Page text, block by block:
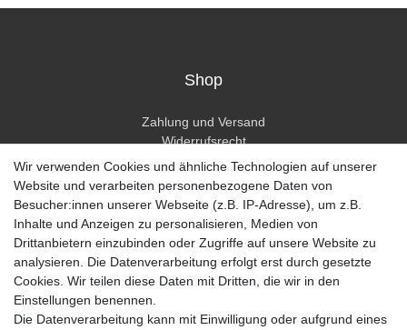
Shop
Zahlung und Versand
Widerrufsrecht
Widerrufsformular
Hilfe
Mein Konto
Registrieren
Anmelden
Unternehmen
Wir verwenden Cookies und ähnliche Technologien auf unserer
Website und verarbeiten personenbezogene Daten von
Besucher:innen unserer Webseite (z.B. IP-Adresse), um z.B.
Inhalte und Anzeigen zu personalisieren, Medien von
Drittanbietern einzubinden oder Zugriffe auf unsere Website zu
analysieren. Die Datenverarbeitung erfolgt erst durch gesetzte
Cookies. Wir teilen diese Daten mit Dritten, die wir in den
Einstellungen benennen.
Die Datenverarbeitung kann mit Einwilligung oder aufgrund eines